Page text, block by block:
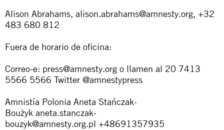
Alison Abrahams, alison.abrahams@amnesty.org, +32
483 680 812
Fuera de horario de oficina:
Correo-e: press@amnesty.org o llamen al 20 7413
5566 5566 Twitter @amnestypress
Amnistía Polonia Aneta Stańczak-
Boużyk aneta.stanczak-
bouzyk@amnesty.org.pl +48691357935